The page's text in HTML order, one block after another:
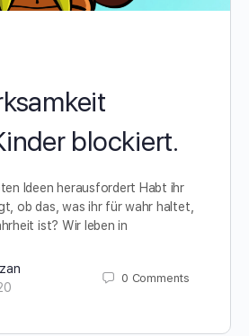
blockiert.
Ideen herausfordert Habt ihr
ob das, was ihr für wahr haltet,
ist? Wir leben in
0 Comments